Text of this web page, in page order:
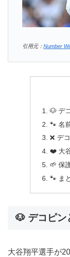
引用元： Number
🐶 デ
🐾 名
❌ デ
❤️ 大
🌱 保
🐾 ま
🐶 デコピン
大谷翔平選手が